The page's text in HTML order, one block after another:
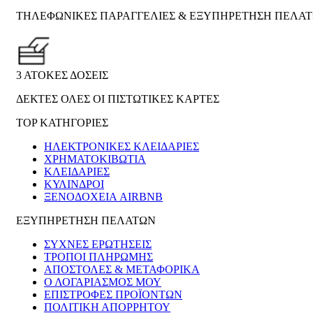
ΤΗΛΕΦΩΝΙΚΕΣ ΠΑΡΑΓΓΕΛΙΕΣ & ΕΞΥΠΗΡΕΤΗΣΗ
3 ΑΤΟΚΕΣ ΔΟΣΕΙΣ
ΔΕΚΤΕΣ ΟΛΕΣ ΟΙ ΠΙΣΤΩΤΙΚΕΣ ΚΑΡΤΕΣ
TOP ΚΑΤΗΓΟΡΙΕΣ
ΗΛΕΚΤΡΟΝΙΚΈΣ ΚΛΕΙΔΑΡΙΈΣ
ΧΡΗΜΑΤΟΚΙΒΏΤΙΑ
ΚΛΕΙΔΑΡΙΈΣ
ΚΎΛΙΝΔΡΟΙ
ΞΕΝΟΔΟΧΕΊΑ AIRBNB
ΕΞΥΠΗΡΕΤΗΣΗ ΠΕΛΑΤΩΝ
ΣΥΧΝΕΣ ΕΡΩΤΗΣΕΙΣ
ΤΡΟΠΟΙ ΠΛΗΡΩΜΗΣ
ΑΠΟΣΤΟΛΕΣ & ΜΕΤΑΦΟΡΙΚΑ
Ο ΛΟΓΑΡΙΑΣΜΟΣ ΜΟΥ
ΕΠΙΣΤΡΟΦΕΣ ΠΡΟΪΟΝΤΩΝ
ΠΟΛΙΤΙΚΗ ΑΠΟΡΡΗΤΟΥ